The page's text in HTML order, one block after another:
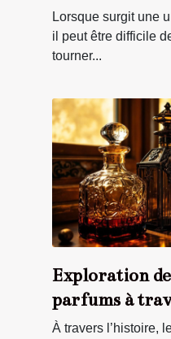
canalisation ?
Lorsque surgit une
il peut être difficile
tourner...
Exploration
parfums à
À travers l’histoire,